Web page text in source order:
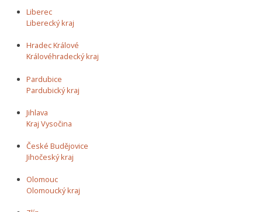
Liberec
Liberecký kraj
Hradec Králové
Královéhradecký kraj
Pardubice
Pardubický kraj
Jihlava
Kraj Vysočina
České Budějovice
Jihočeský kraj
Olomouc
Olomoucký kraj